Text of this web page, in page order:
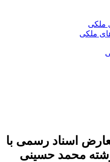
ملکی
ملکی
اسناد رسمی با
محمد حسینی